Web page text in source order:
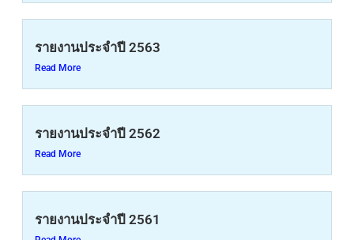
รายงานประจำปี 2563
Read More
รายงานประจำปี 2562
Read More
รายงานประจำปี 2561